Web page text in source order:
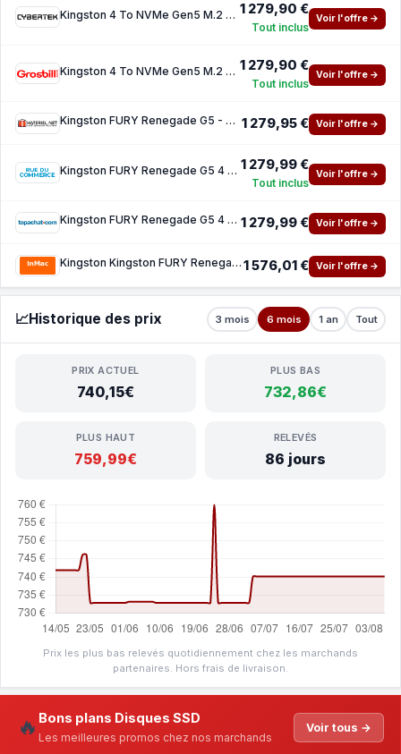
Kingston 4 To NVMe Gen5 M.2 - Fury Renegade G5 1 279,90 €
Tout inclus
Voir l'offre →
Kingston 4 To NVMe Gen5 M.2 - Fury Renegade G5 1 279,90 €
Tout inclus
Voir l'offre →
Kingston FURY Renegade G5 - 4 To 1 279,95 € Voir l'offre →
Kingston FURY Renegade G5 4 To 1 279,99 €
Tout inclus
Voir l'offre →
Kingston FURY Renegade G5 4 To 1 279,99 € Voir l'offre →
Kingston Kingston FURY Renegade G5 - SSD - 4 To - PCI Express 5.0 x4 (NVMe) 1 576,01 € Voir l'offre →
📈Historique des prix 3 mois 6 mois 1 an Tout
PRIX ACTUEL
740,15€
PLUS BAS
732,86€
PLUS HAUT
759,99€
RELEVÉS
86 jours
Prix les plus bas relevés quotidiennement chez les marchands
partenaires. Hors frais de livraison.
🔥 Bons plans Disques SSD
Les meilleures promos chez nos marchands
Voir tous →